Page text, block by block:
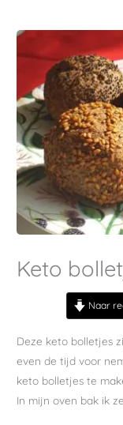
Keto
Naar
Deze keto bolletjes
even de tijd voor
keto bolletjes te
In mijn oven bak ik